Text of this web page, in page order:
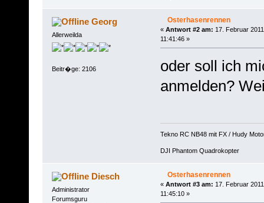
Georg
Allerweilda
Beitr�ge: 2106
Osterhasenrennen
« Antwort #2 am: 17. Februar
11:41:46 »
oder soll ich
anmelden?
Tekno RC NB48 mit FX / Hudy
DJI Phantom Quadrokopter
Diesch
Administrator
Forumsguru
Osterhasenrennen
« Antwort #3 am: 17. Februar
11:45:10 »